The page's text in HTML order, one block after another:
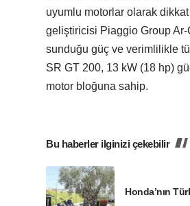
uyumlu motorlar olarak
geliştiricisi Piaggio Group Ar-
sunduğu güç ve verimlilikle
SR GT 200, 13 kW (18 hp)
motor bloğuna sahip.
Bu haberler ilginizi çekebilir
Honda’nın